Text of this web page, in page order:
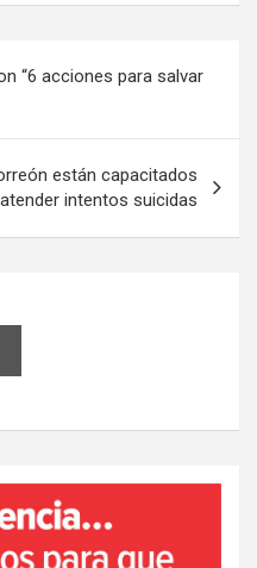
“6 acciones para salvar
están capacitados
intentos suicidas